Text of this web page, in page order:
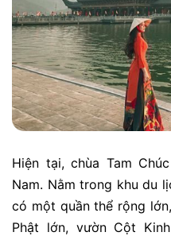
Hiện tại, chùa Tam
Nam. Nằm trong khu du
có một quần thể rộng
Phật lớn, vườn Cột